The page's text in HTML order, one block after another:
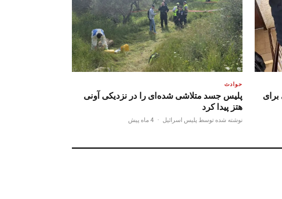
حوادث
پلیس جسد متلاشی شده‌ای را در نزدیکی آونی
هتز پیدا کرد
نوشته شده توسط پلیس اسرائیل · 4 ماه پیش